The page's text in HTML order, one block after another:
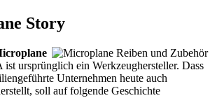
Story
ursprünglich ein Werkzeughersteller. Dass
Unternehmen heute auch
soll auf folgende Geschichte